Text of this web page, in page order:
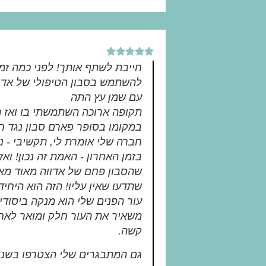
חייבת לשתף אותך! לפני כמה
להשתמש בסבון הטיפולי של
עם שמן עץ התה
תקופה ארוכה השתמשתי בו ואז
במקומו בסופר פארם סבון נגד
חברה שלי אומרת לי, תקשיבי -
בזמן האחרון - האמת זה נכון!
שהסבון פחם של אדווה מאוד
שתדעו שאין עליו! הזה הוא
עור הפנים שלי הוא מנקה
משאיר את העור חלק ומואר
קשה.
גם המתבגרים שלי הצטרפו